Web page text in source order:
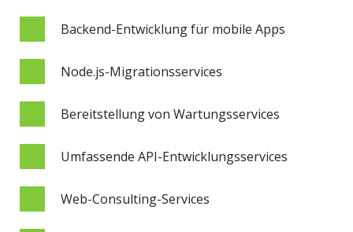
Backend-Entwicklung für mobile Apps
Node.js-Migrationsservices
Bereitstellung von Wartungsservices
Umfassende API-Entwicklungsservices
Web-Consulting-Services